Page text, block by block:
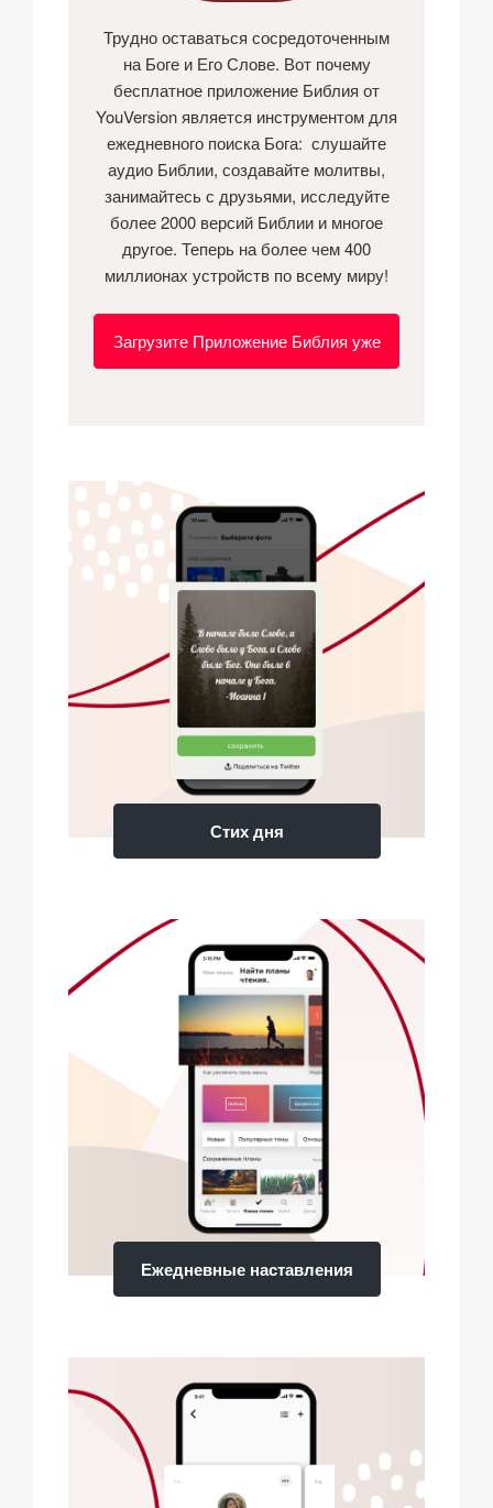
Трудно оставаться сосредоточенным
на Боге и Его Слове. Вот почему
бесплатное приложение Библия от
YouVersion является инструментом для
ежедневного поиска Бога: слушайте
аудио Библии, создавайте молитвы,
занимайтесь с друзьями, исследуйте
более 2000 версий Библии и многое
другое. Теперь на более чем 400
миллионах устройств по всему миру!
Загрузите Приложение Библия уже
Стих дня
Ежедневные наставления